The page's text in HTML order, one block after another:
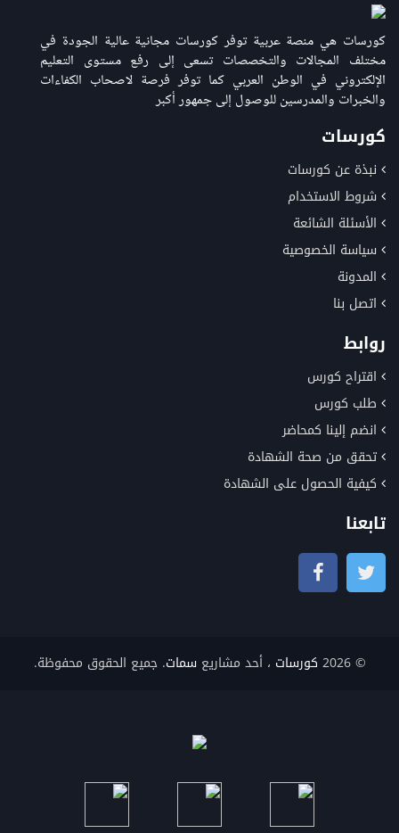
كورسات هي منصة عربية توفر كورسات مجانية عالية الجودة في
مختلف المجالات والتخصصات تسعى إلى رفع مستوى التعليم
الإلكتروني في الوطن العربي كما توفر فرصة لاصحاب الكفاءات
والخبرات والمدرسين للوصول إلى جمهور أكبر
كورسات
نبذة عن كورسات
شروط الاستخدام
الأسئلة الشائعة
سياسة الخصوصية
المدونة
اتصل بنا
روابط
اقتراح كورس
طلب كورس
انضم إلينا كمحاضر
تحقق من صحة الشهادة
كيفية الحصول على الشهادة
تابعنا
© 2026 كورسات ، أحد مشاريعسمات. جميع الحقوق محفوظة.